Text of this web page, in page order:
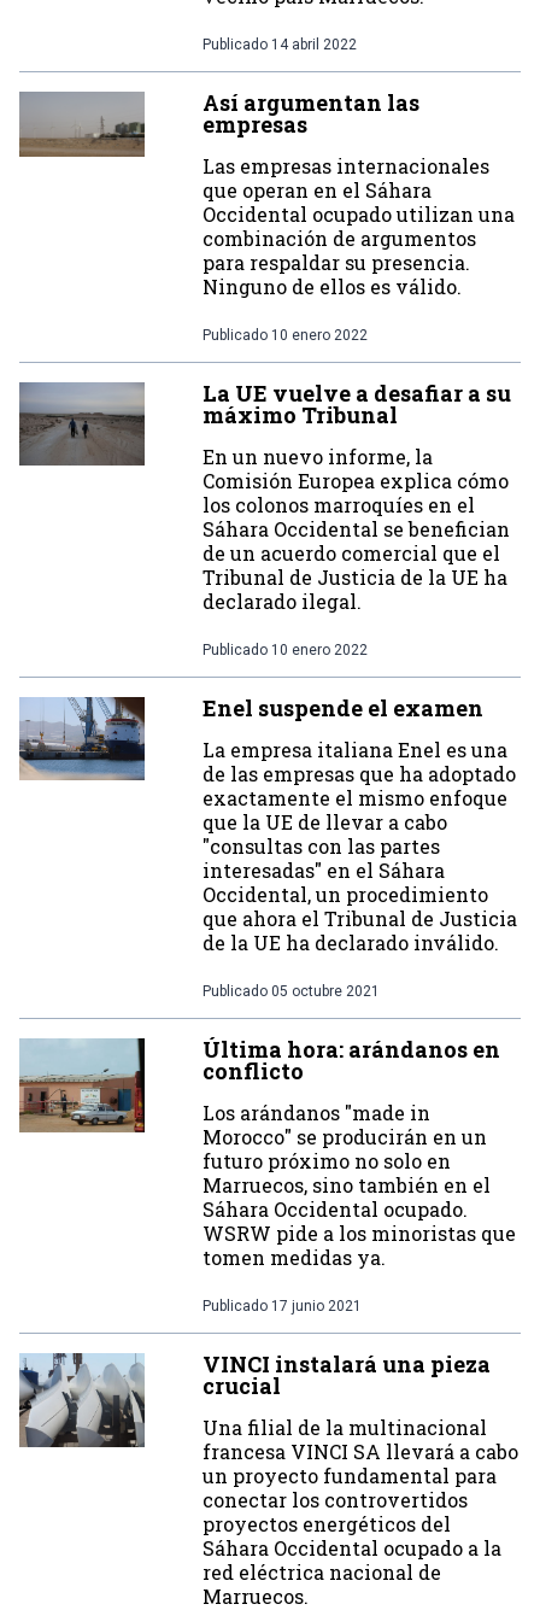
Publicado 14 abril 2022
Así argumentan las
empresas
Las empresas internacionales
que operan en el Sáhara
Occidental ocupado utilizan una
combinación de argumentos
para respaldar su presencia.
Ninguno de ellos es válido.
Publicado 10 enero 2022
La UE vuelve a desafiar a su
máximo Tribunal
En un nuevo informe, la
Comisión Europea explica cómo
los colonos marroquíes en el
Sáhara Occidental se benefician
de un acuerdo comercial que el
Tribunal de Justicia de la UE ha
declarado ilegal.
Publicado 10 enero 2022
Enel suspende el examen
La empresa italiana Enel es una
de las empresas que ha adoptado
exactamente el mismo enfoque
que la UE de llevar a cabo
"consultas con las partes
interesadas" en el Sáhara
Occidental, un procedimiento
que ahora el Tribunal de Justicia
de la UE ha declarado inválido.
Publicado 05 octubre 2021
Última hora: arándanos en
conflicto
Los arándanos "made in
Morocco" se producirán en un
futuro próximo no solo en
Marruecos, sino también en el
Sáhara Occidental ocupado.
WSRW pide a los minoristas que
tomen medidas ya.
Publicado 17 junio 2021
VINCI instalará una pieza
crucial
Una filial de la multinacional
francesa VINCI SA llevará a cabo
un proyecto fundamental para
conectar los controvertidos
proyectos energéticos del
Sáhara Occidental ocupado a la
red eléctrica nacional de
Marruecos.